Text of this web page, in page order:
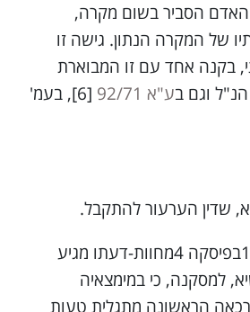
האדם הסביר בשום מקרה,
של המקרה הנתון. גישה זו
בקנה אחד עם זו המבוארת
ע"א 92/71
[6], בעמ'
שדין הערעור להתקבל.
השופט מ' בייסקי: .1בפיסקה 4מחוות-דעתו מגיע
למסקנה, כי במימצאיה
הראשונה מתגלית טעות